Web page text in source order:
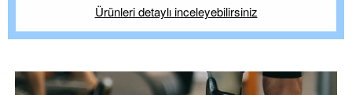
Ürünleri detaylı inceleyebilirsiniz